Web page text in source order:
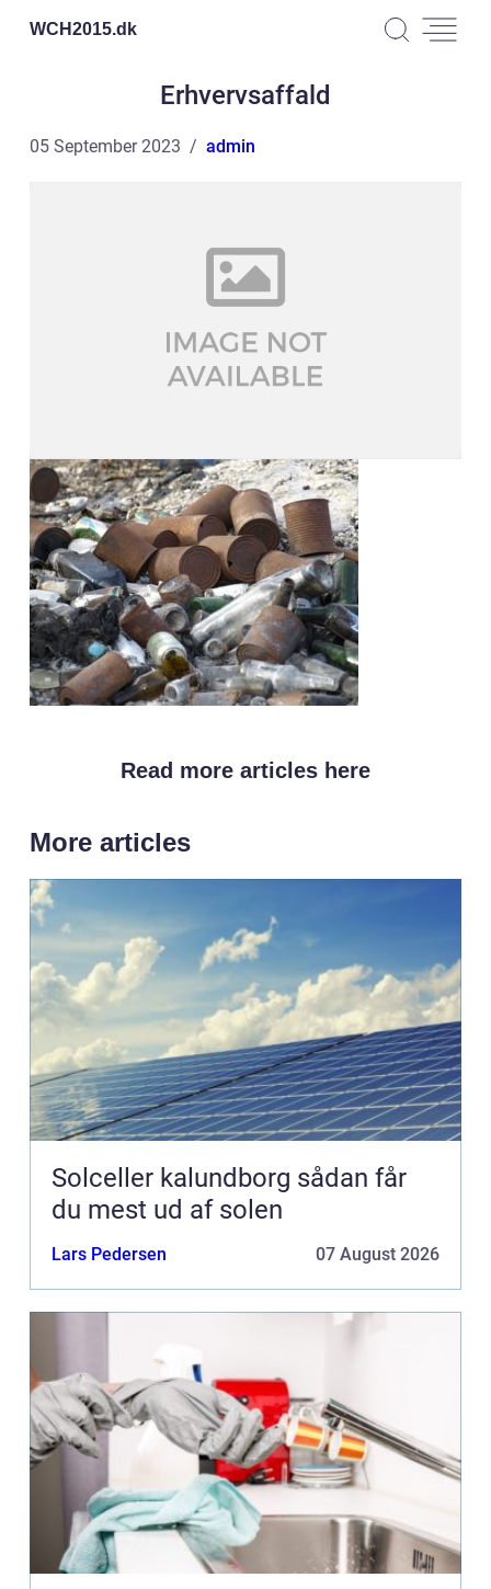
WCH2015.dk
Erhvervsaffald
05 September 2023 admin
Read more articles here
More articles
Solceller kalundborg sådan får
du mest ud af solen
Lars Pedersen 07 August 2026